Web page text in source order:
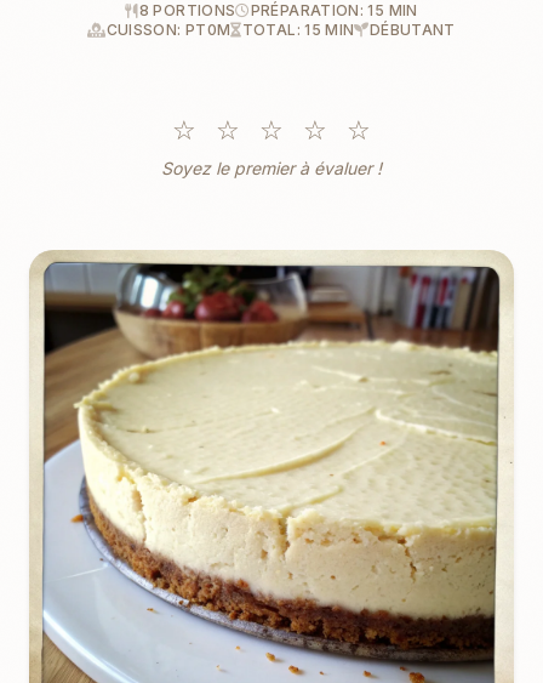
8 PORTIONS
PRÉPARATION: 15 MIN
CUISSON: PT0M
TOTAL: 15 MIN DÉBUTANT
☆ ☆ ☆ ☆ ☆
Soyez le premier à évaluer !